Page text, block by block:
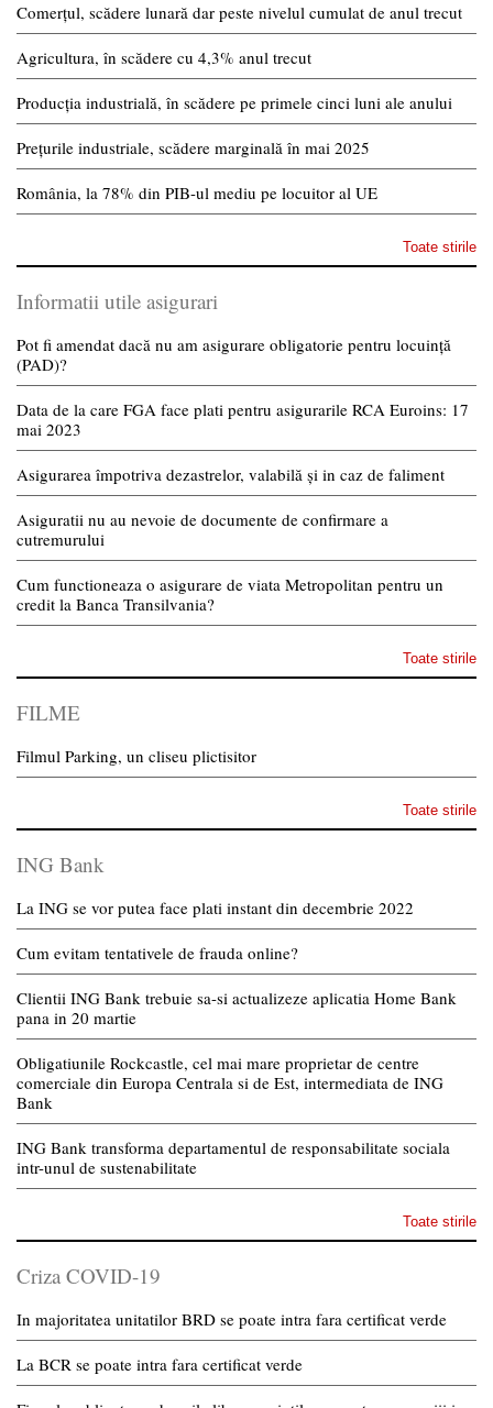
Comerțul, scădere lunară dar peste nivelul cumulat de anul trecut
Agricultura, în scădere cu 4,3% anul trecut
Producția industrială, în scădere pe primele cinci luni ale anului
Prețurile industriale, scădere marginală în mai 2025
România, la 78% din PIB-ul mediu pe locuitor al UE
Toate stirile
Informatii utile asigurari
Pot fi amendat dacă nu am asigurare obligatorie pentru locuință
(PAD)?
Data de la care FGA face plati pentru asigurarile RCA Euroins: 17
mai 2023
Asigurarea împotriva dezastrelor, valabilă și in caz de faliment
Asiguratii nu au nevoie de documente de confirmare a
cutremurului
Cum functioneaza o asigurare de viata Metropolitan pentru un
credit la Banca Transilvania?
Toate stirile
FILME
Filmul Parking, un cliseu plictisitor
Toate stirile
ING Bank
La ING se vor putea face plati instant din decembrie 2022
Cum evitam tentativele de frauda online?
Clientii ING Bank trebuie sa-si actualizeze aplicatia Home Bank
pana in 20 martie
Obligatiunile Rockcastle, cel mai mare proprietar de centre
comerciale din Europa Centrala si de Est, intermediata de ING
Bank
ING Bank transforma departamentul de responsabilitate sociala
intr-unul de sustenabilitate
Toate stirile
Criza COVID-19
In majoritatea unitatilor BRD se poate intra fara certificat verde
La BCR se poate intra fara certificat verde